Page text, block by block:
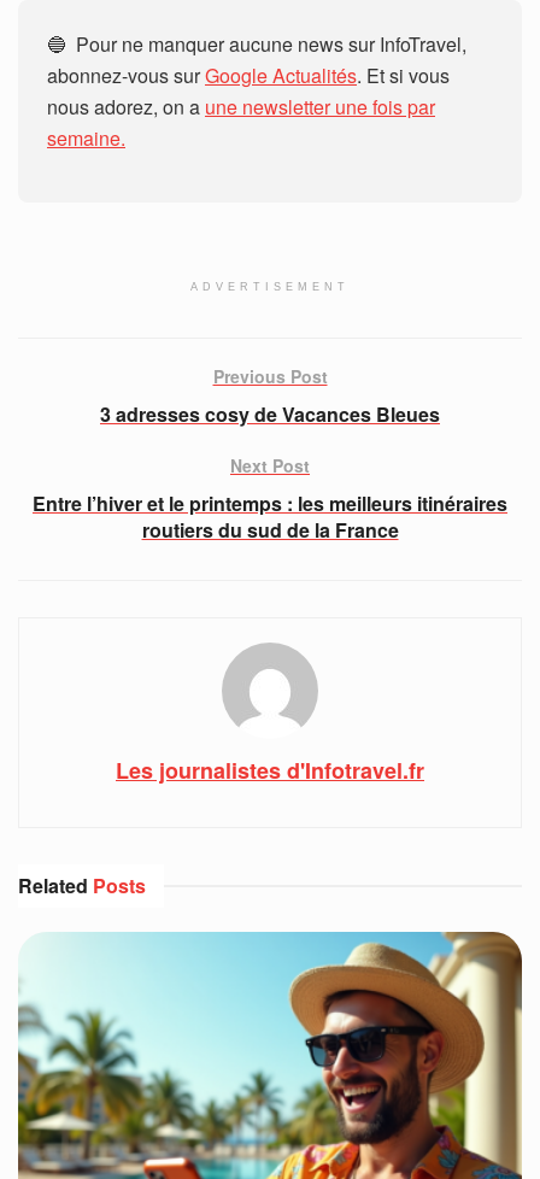
🔵 Pour ne manquer aucune news sur InfoTravel,
abonnez-vous surGoogle Actualités. Et si vous
nous adorez, on a une newsletter une fois par
semaine.
ADVERTISEMENT
Previous Post
3 adresses cosy de Vacances Bleues
Next Post
Entre l’hiver et le printemps : les meilleurs itinéraires
routiers du sud de la France
Les journalistes d'Infotravel.fr
Related Posts